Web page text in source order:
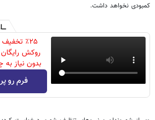
کمبودی نخواهد داشت.
٪۲۵
روکش
بدون نیاز
فرم رو